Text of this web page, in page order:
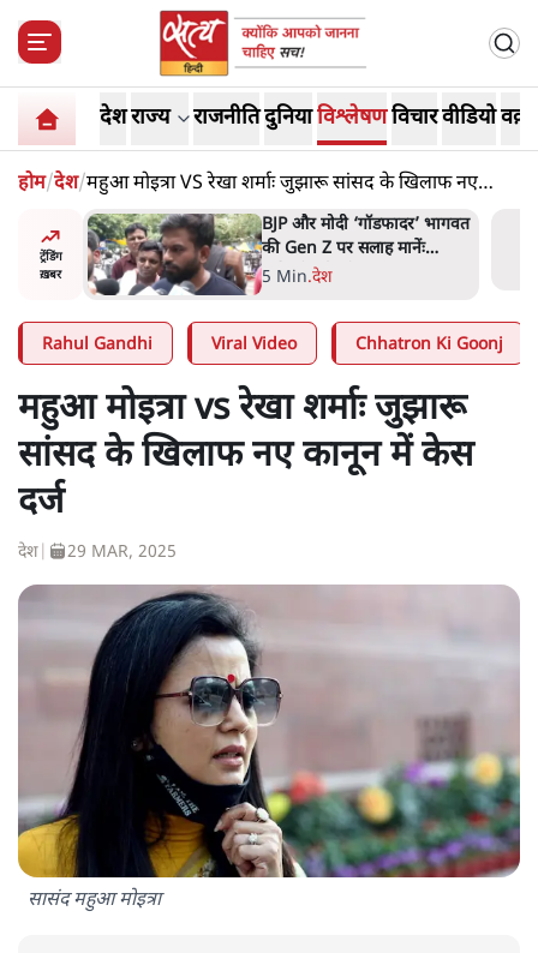
देशराज्य राजनीतिदुनियाविश्लेषणविचारवीडियो
होम/देश/महुआ मोइत्रा VS रेखा शर्माः जुझारू सांसद के खिलाफ नए
कानून में केस दर्ज
ट्रेंडिंग
ख़बर
पूरी दाल
कर
BJP और मोदी ‘गॉडफादर’ भागवत
की Gen Z पर सलाह मानेंः
अभिजीत दिपके
5 Min.देश
Rahul Gandhi Viral Video Chhatron Ki Goonj
महुआ मोइत्रा vs रेखा शर्माः जुझारू
सांसद के खिलाफ नए कानून में केस
दर्ज
देश 29 MAR, 2025
सासंद महुआ मोइत्रा